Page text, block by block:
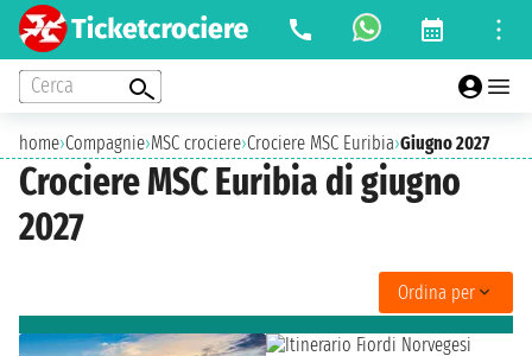
Cerca
home›Compagnie›MSC crociere›Crociere MSC Euribia›Giugno 2027
Crociere MSC Euribia di giugno
2027
Ordina per